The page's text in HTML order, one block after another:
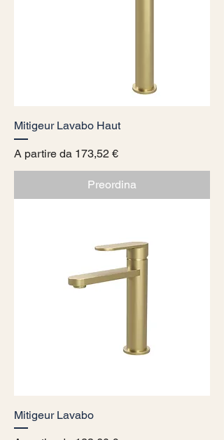
Mitigeur Lavabo Haut
A partire da 173,52 €
Prezzo scontato
Preordina
Mitigeur Lavabo